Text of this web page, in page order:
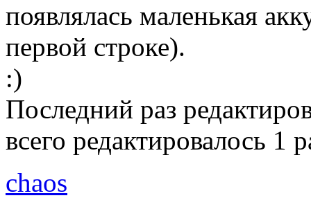
появлялась маленькая
первой строке).
:)
Последний раз
всего редактировалось 1
chaos